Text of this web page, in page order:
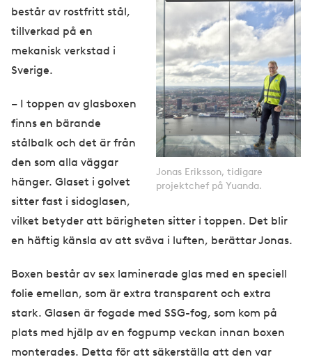
Jonas Eriksson, tidigare
projektchef på Yuanda.
består av rostfritt stål,
tillverkad på en
mekanisk verkstad i
Sverige.
– I toppen av glasboxen
finns en bärande
stålbalk och det är från
den som alla väggar
hänger. Glaset i golvet
sitter fast i sidoglasen,
vilket betyder att bärigheten sitter i toppen. Det blir
en häftig känsla av att sväva i luften, berättar Jonas.
Boxen består av sex laminerade glas med en speciell
folie emellan, som är extra transparent och extra
stark. Glasen är fogade med SSG-fog, som kom på
plats med hjälp av en fogpump veckan innan boxen
monterades. Detta för att säkerställa att den var